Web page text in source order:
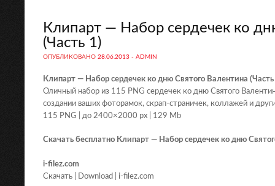
Клипарт — Набор сердечек ко
(Часть 1)
ОПУБЛИКОВАНО 28.06.2013 - ADMIN
Клипарт — Набор сердечек ко дню Святого Валентина (Часть
Оличный набор из 115 PNG сердечек ко дню Святого
создании ваших фоторамок, скрап-страничек, коллажей и
115 PNG | до 2400×2000 px | 129 Mb
Скачать бесплатно Клипарт — Набор сердечек ко дню
i-filez.com
Скачать | Download | i-filez.com